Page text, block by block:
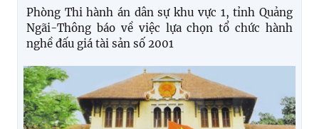
Phòng Thi hành án dân sự khu vực 1, tỉnh Quảng
Ngãi-Thông báo về việc lựa chọn tổ chức hành
nghề đấu giá tài sản số 2001